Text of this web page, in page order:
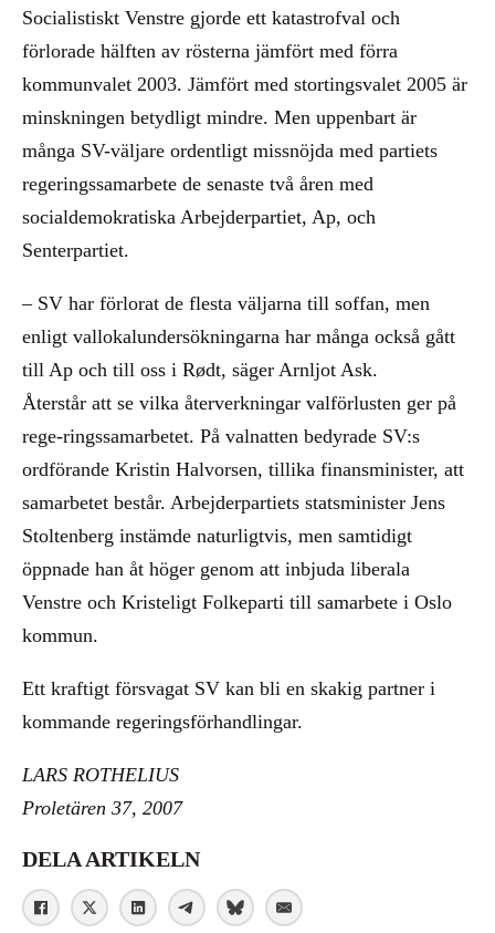
Socialistiskt Venstre gjorde ett katastrofval och
förlorade hälften av rösterna jämfört med förra
kommunvalet 2003. Jämfört med stortingsvalet 2005 är
minskningen betydligt mindre. Men uppenbart är
många SV-väljare ordentligt missnöjda med partiets
regeringssamarbete de senaste två åren med
socialdemokratiska Arbejderpartiet, Ap, och
Senterpartiet.
– SV har förlorat de flesta väljarna till soffan, men
enligt vallokalundersökningarna har många också gått
till Ap och till oss i Rødt, säger Arnljot Ask.
Återstår att se vilka återverkningar valförlusten ger på
rege-ringssamarbetet. På valnatten bedyrade SV:s
ordförande Kristin Halvorsen, tillika finansminister, att
samarbetet består. Arbejderpartiets statsminister Jens
Stoltenberg instämde naturligtvis, men samtidigt
öppnade han åt höger genom att inbjuda liberala
Venstre och Kristeligt Folkeparti till samarbete i Oslo
kommun.
Ett kraftigt försvagat SV kan bli en skakig partner i
kommande regeringsförhandlingar.
LARS ROTHELIUS
Proletären 37, 2007
DELA ARTIKELN